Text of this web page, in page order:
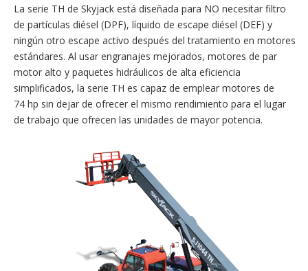
La serie TH de Skyjack está diseñada para NO necesitar filtro
de partículas diésel (DPF), líquido de escape diésel (DEF) y
ningún otro escape activo después del tratamiento en motores
estándares. Al usar engranajes mejorados, motores de par
motor alto y paquetes hidráulicos de alta eficiencia
simplificados, la serie TH es capaz de emplear motores de
74 hp sin dejar de ofrecer el mismo rendimiento para el lugar
de trabajo que ofrecen las unidades de mayor potencia.